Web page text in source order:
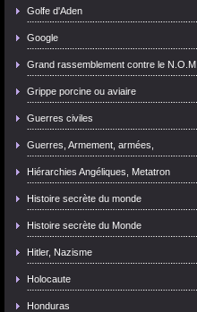
Golfe d'Aden
Google
Grand rassemblement contre le N.O.M.
Grippe porcine ou aviaire
Guerres civiles
Guerres, Armement, armées,
Hiérarchies Angéliques, Metatron
Histoire secrète du monde
Histoire secrète du Monde
Hitler, Nazisme
Holocaute
Honduras